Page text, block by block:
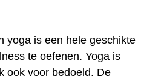
yoga is een hele geschikte
te oefenen. Yoga is
ook voor bedoeld. De